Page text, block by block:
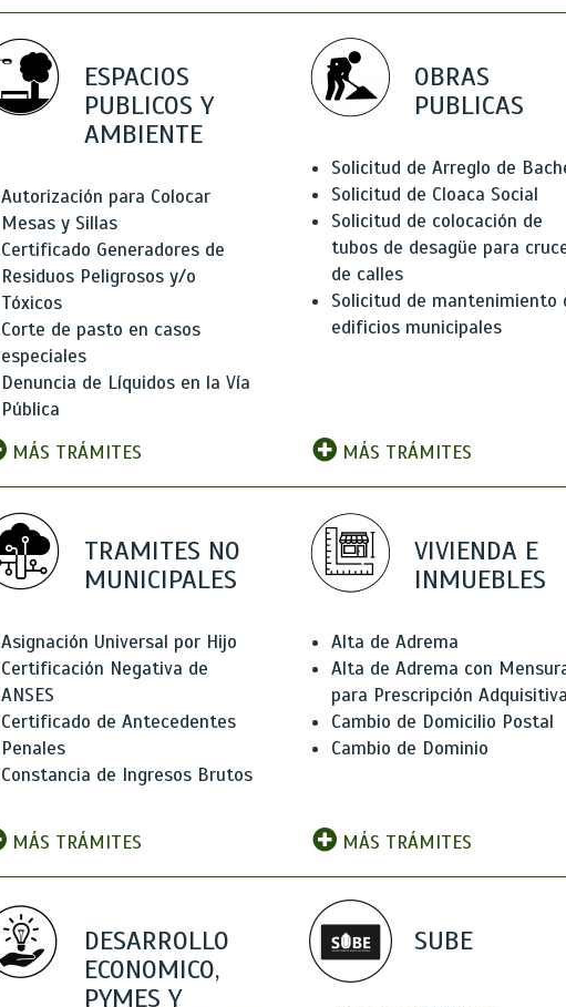
ESPACIOS
PUBLICOS Y
AMBIENTE
Autorización para Colocar
Mesas y Sillas
Certificado Generadores de
Residuos Peligrosos y/o
Tóxicos
Corte de pasto en casos
especiales
Denuncia de Líquidos en la Vía
Pública
MÁS TRÁMITES
OBRAS
PUBLICAS
Solicitud de Arreglo de
Solicitud de Cloaca Social
Solicitud de colocación de
tubos de desagüe para
de calles
Solicitud de mantenimiento
edificios municipales
MÁS TRÁMITES
TRAMITES NO
MUNICIPALES
Asignación Universal por Hijo
Certificación Negativa de
ANSES
Certificado de Antecedentes
Penales
Constancia de Ingresos Brutos
MÁS TRÁMITES
VIVIENDA E
INMUEBLES
Alta de Adrema
Alta de Adrema con
para Prescripción Adquisitiva
Cambio de Domicilio Postal
Cambio de Dominio
MÁS TRÁMITES
DESARROLLO
ECONOMICO,
PYMES Y
SUBE